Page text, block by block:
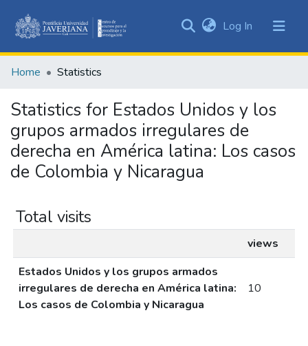
&
All of DSpace
Log In (current)
Home Statistics
Statistics for Estados Unidos y los
grupos armados irregulares de
derecha en América latina: Los casos
de Colombia y Nicaragua
Total visits
views
Estados Unidos y los grupos armados
irregulares de derecha en América latina:
Los casos de Colombia y Nicaragua
10